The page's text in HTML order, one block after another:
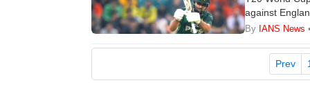
against
off-spinner
tournament.
By IANS News
Prev 1